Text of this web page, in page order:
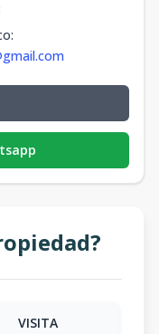
:
VISITA